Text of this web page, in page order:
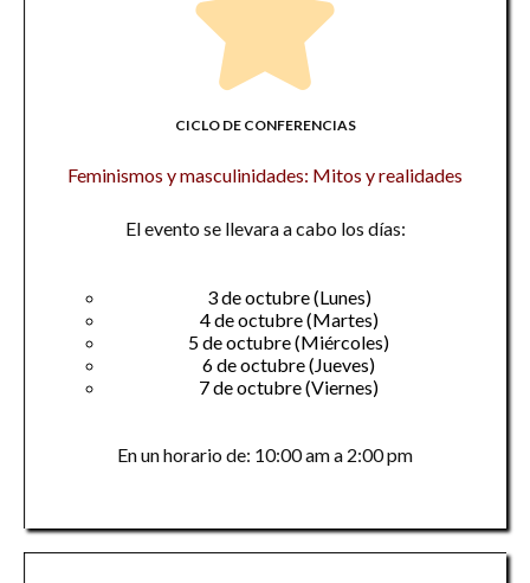
CICLO DE CONFERENCIAS
Feminismos y masculinidades: Mitos y realidades
El evento se llevara a cabo los días:
3 de octubre (Lunes)
4 de octubre (Martes)
5 de octubre (Miércoles)
6 de octubre (Jueves)
7 de octubre (Viernes)
En un horario de: 10:00 am a 2:00 pm